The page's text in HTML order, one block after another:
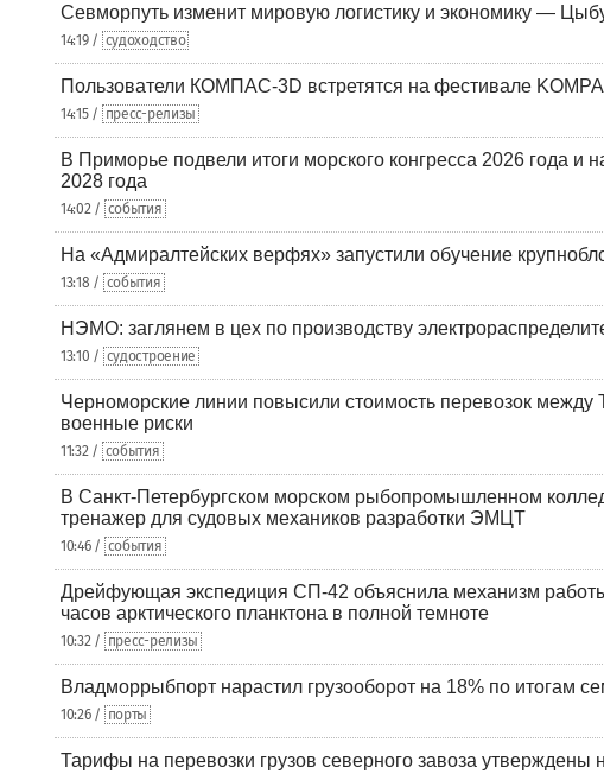
Севморпуть изменит мировую логистику и экономику —
14:19 / судоходство
Пользователи КОМПАС-3D встретятся на фестивале
14:15 / пресс-релизы
В Приморье подвели итоги морского конгресса 2026 года и
2028 года
14:02 / события
На «Адмиралтейских верфях» запустили обучение
13:18 / события
НЭМО: заглянем в цех по производству
13:10 / судостроение
Черноморские линии повысили стоимость перевозок между
военные риски
11:32 / события
В Санкт-Петербургском морском рыбопромышленном
тренажер для судовых механиков разработки ЭМЦТ
10:46 / события
Дрейфующая экспедиция СП-42 объяснила механизм
часов арктического планктона в полной темноте
10:32 / пресс-релизы
Владморрыбпорт нарастил грузооборот на 18% по итогам
10:26 / порты
Тарифы на перевозки грузов северного завоза утверждены